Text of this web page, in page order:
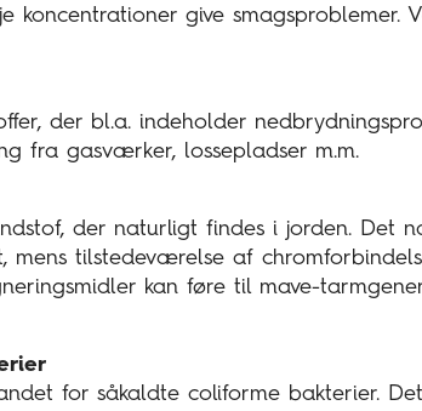
koncentrationer give smagsproblemer.
der bl.a. indeholder
fra gasværker, lossepladser m.m.
der naturligt findes i jorden. Det
mens tilstedeværelse af
kan føre til mave-
for såkaldte coliforme bakterier.